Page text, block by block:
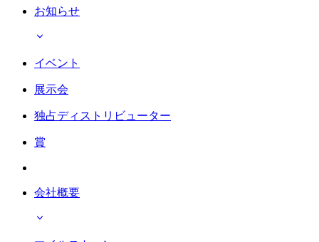
お知らせ
イベント
展示会
独占ディストリビューター
賞
会社概要